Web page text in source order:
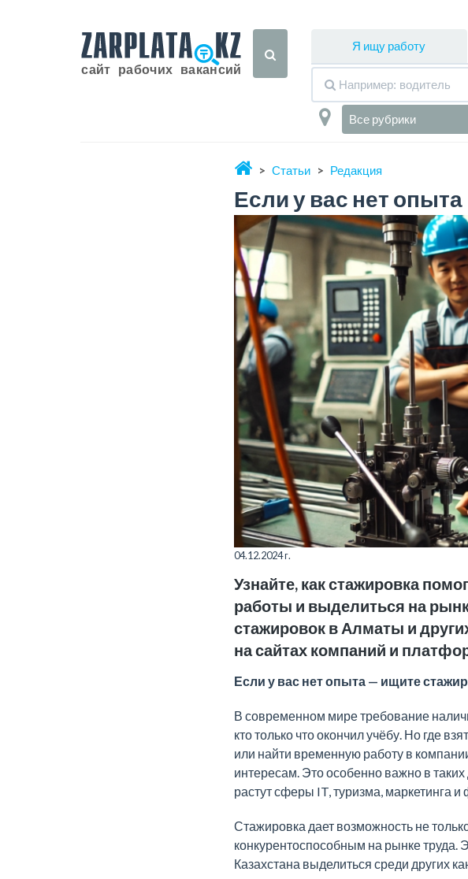
Я ищу работу
Все рубрики
Статьи Редакция
Если у вас нет опыта
04.12.2024 г.
Узнайте, как стажировка
работы и выделиться на
стажировок в Алматы и
на сайтах компаний и
Если у вас нет опыта — ищите
В современном мире требование
кто только что окончил учёбу. Но где
или найти временную работу в
интересам. Это особенно важно в
растут сферы IT, туризма, маркетинга и
Стажировка дает возможность не
конкурентоспособным на рынке труда.
Казахстана выделиться среди других